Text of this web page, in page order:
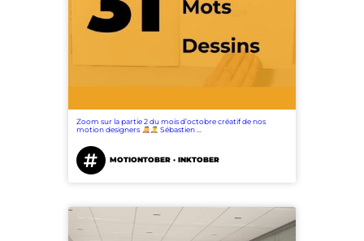
Nos métiers
Nos réalisations
Nous recrutons
Zoom sur la partie 2 du mois d’octobre créatif de nos
motion designers
Sébastien …
MOTIONTOBER · INKTOBER